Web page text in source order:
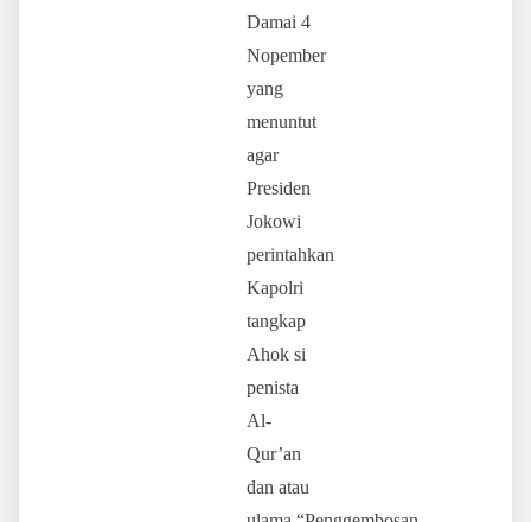
Damai 4
Nopember
yang
menuntut
agar
Presiden
Jokowi
perintahkan
Kapolri
tangkap
Ahok si
penista
Al-
Qur’an
dan atau